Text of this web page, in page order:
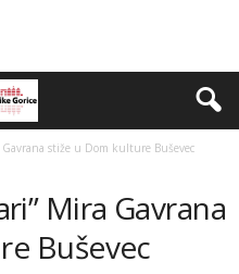
Gavrana stiže u Dom kulture Buševec
Mira Gavrana
Buševec